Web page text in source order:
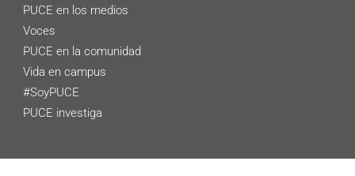
PUCE en los medios
Voces
PUCE en la comunidad
Vida en campus
#SoyPUCE
PUCE investiga